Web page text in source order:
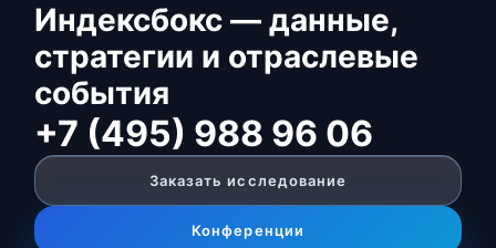
Индексбокс — данные,
стратегии и отраслевые
события
+7 (495) 988 96 06
Заказать исследование
Конференции